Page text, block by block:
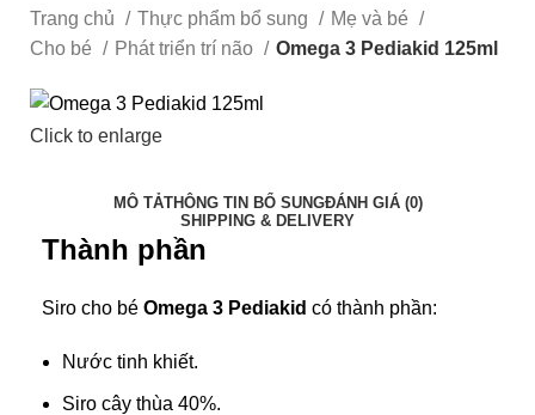
Trang chủ Thực phẩm bổ sung
Mẹ và bé
Cho bé
Phát triển trí não Omega 3 Pediakid 125ml
Click to enlarge
MÔ TẢTHÔNG TIN BỔ SUNGĐÁNH GIÁ (0)
SHIPPING & DELIVERY
Thành phần
Siro cho bé Omega 3 Pediakid có thành phần:
Nước tinh khiết.
Siro cây thùa 40%.